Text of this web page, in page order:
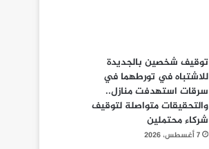
توقيف شخصين بالجديدة
للاشتباه في تورطهما في
سرقات استهدفت منازل..
والتحقيقات متواصلة لتوقيف
شركاء محتملين
7 أغسطس، 2026